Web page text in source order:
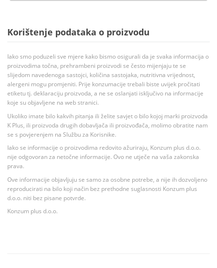
Korištenje podataka o proizvodu
Iako smo poduzeli sve mjere kako bismo osigurali da je svaka informacija o
proizvodima točna, prehrambeni proizvodi se često mijenjaju te se
slijedom navedenoga sastojci, količina sastojaka, nutritivna vrijednost,
alergeni mogu promjeniti. Prije konzumacije trebali biste uvijek pročitati
etiketu tj. deklaraciju proizvoda, a ne se oslanjati isključivo na informacije
koje su objavljene na web stranici.
Ukoliko imate bilo kakvih pitanja ili želite savjet o bilo kojoj marki proizvoda
K Plus, ili proizvoda drugih dobavljača ili proizvođača, molimo obratite nam
se s povjerenjem na Službu za Korisnike.
Iako se informacije o proizvodima redovito ažuriraju, Konzum plus d.o.o.
nije odgovoran za netočne informacije. Ovo ne utječe na vaša zakonska
prava.
Ove informacije objavljuju se samo za osobne potrebe, a nije ih dozvoljeno
reproducirati na bilo koji način bez prethodne suglasnosti Konzum plus
d.o.o. niti bez pisane potvrde.
Konzum plus d.o.o.